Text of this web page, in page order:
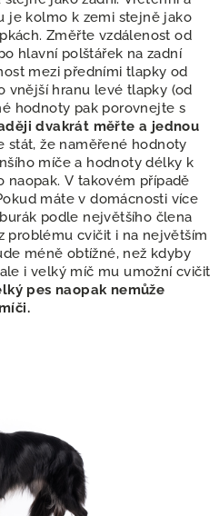
je kolmo k zemi stejně jako
Změřte vzdálenost od
hlavní polštářek na zadní
mezi předními tlapky od
vnější hranu levé tlapky (od
hodnoty pak porovnejte s
dvakrát měřte a jednou
stát, že naměřené hodnoty
míče a hodnoty délky k
naopak. V takovém případě
máte v domácnosti více
podle největšího člena
problému cvičit i na největším
méně obtížné, než kdyby
i velký míč mu umožní cvičit
pes naopak nemůže